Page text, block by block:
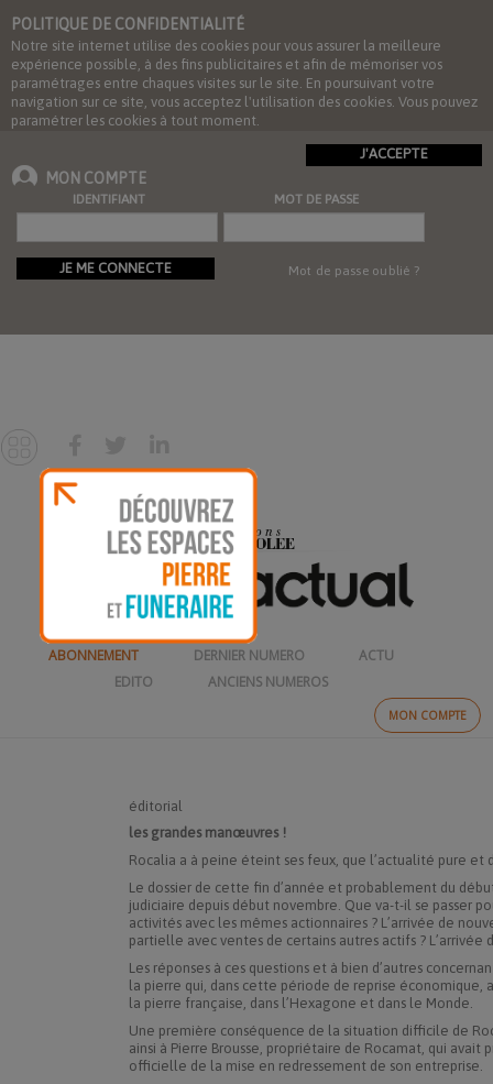
POLITIQUE DE CONFIDENTIALITÉ
Notre site internet utilise des cookies pour vous assurer la meilleure
expérience possible, à des fins publicitaires et afin de mémoriser vos
paramétrages entre chaques visites sur le site. En poursuivant votre
navigation sur ce site, vous acceptez l'utilisation des cookies. Vous pouvez
paramétrer les cookies à tout moment.
J'ACCEPTE
MON COMPTE
IDENTIFIANT MOT DE PASSE
JE ME CONNECTE Mot de passe oublié ?
MON COMPTE
ABONNEMENT DERNIER NUMERO
ACTU
EDITO
ANCIENS NUMEROS
éditorial
les grandes manœuvres !
Rocalia a à peine éteint ses feux, que l’actualité pure et
Le dossier de cette fin d’année et probablement du
judiciaire depuis début novembre. Que va-t-il se passer
activités avec les mêmes actionnaires ? L’arrivée de
partielle avec ventes de certains autres actifs ? L’arrivée
Les réponses à ces questions et à bien d’autres
la pierre qui, dans cette période de reprise
la pierre française, dans l’Hexagone et dans le Monde.
Une première conséquence de la situation difficile de
ainsi à Pierre Brousse, propriétaire de Rocamat, qui
officielle de la mise en redressement de son entreprise.